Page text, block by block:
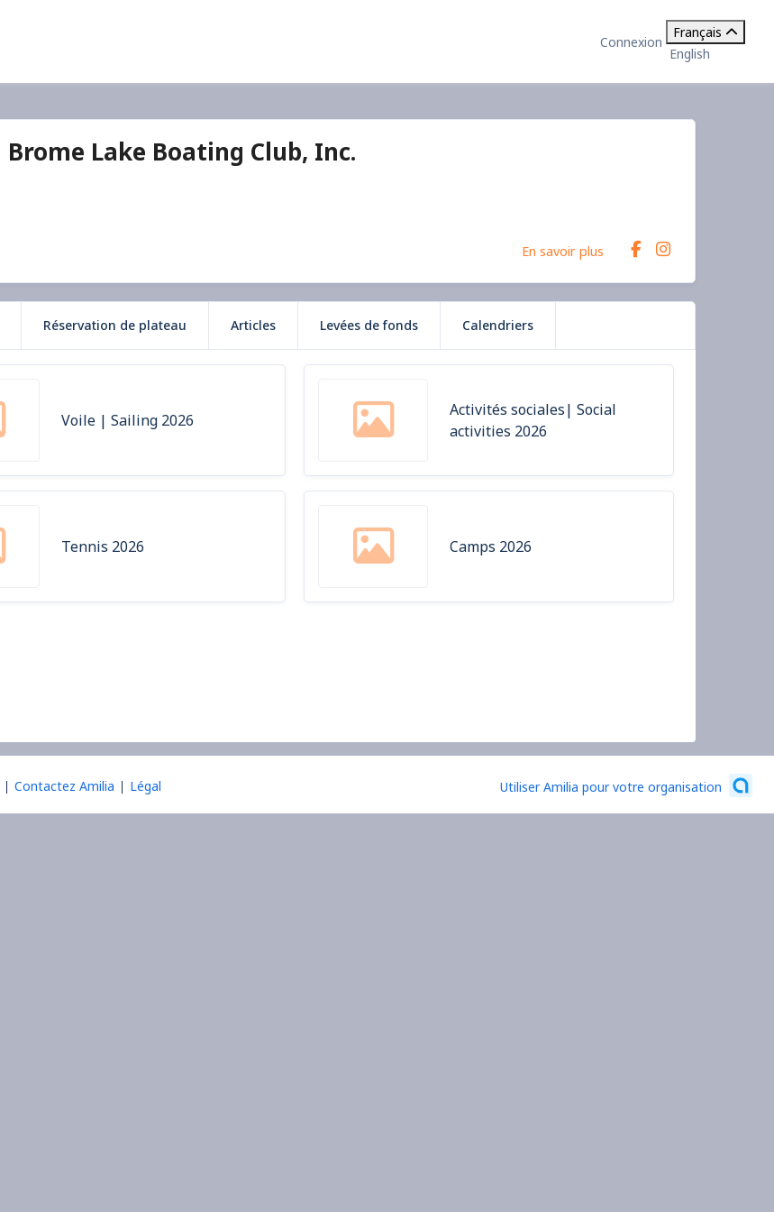
Connexion
Français
English
Brome Lake Boating Club, Inc.
En savoir plus
Réservation de plateau Articles Levées de fonds Calendriers
Voile | Sailing 2026
Activités sociales| Social
activities 2026
Tennis 2026 Camps 2026
Contactez Amilia Légal Utiliser Amilia pour votre organisation